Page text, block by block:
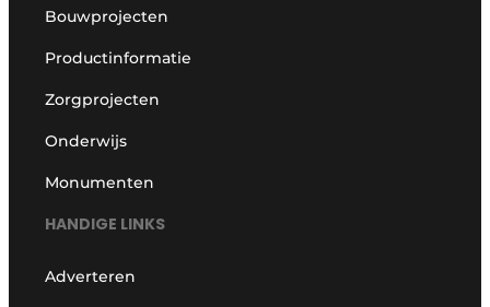
Bouwprojecten
Productinformatie
Zorgprojecten
Onderwijs
Monumenten
HANDIGE LINKS
Adverteren